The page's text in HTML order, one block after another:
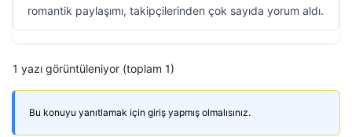
romantik paylaşımı, takipçilerinden çok sayıda yorum aldı.
1 yazı görüntüleniyor (toplam 1)
Bu konuyu yanıtlamak için giriş yapmış olmalısınız.